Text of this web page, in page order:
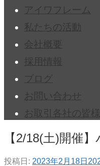
アイワフレーム
私たちの活動
会社概要
採用情報
ブログ
お問い合わせ
お取引各社の皆
【2/18(土)開催
投稿日: 2023年2月18日